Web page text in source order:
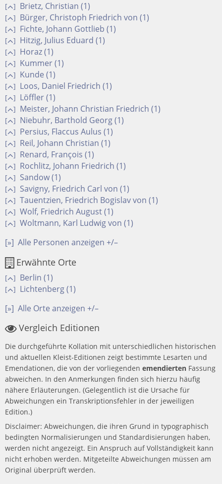
[ ] Brietz, Christian (1)
[ ] Bürger, Christoph Friedrich von (1)
[ ] Fichte, Johann Gottlieb (1)
[ ] Hitzig, Julius Eduard (1)
[ ] Horaz (1)
[ ] Kummer (1)
[ ] Kunde (1)
[ ] Loos, Daniel Friedrich (1)
[ ] Löffler (1)
[ ] Meister, Johann Christian Friedrich (1)
[ ] Niebuhr, Barthold Georg (1)
[ ] Persius, Flaccus Aulus (1)
[ ] Reil, Johann Christian (1)
[ ] Renard, François (1)
[ ] Rochlitz, Johann Friedrich (1)
[ ] Sandow (1)
[ ] Savigny, Friedrich Carl von (1)
[ ] Tauentzien, Friedrich Bogislav von (1)
[ ] Wolf, Friedrich August (1)
[ ] Woltmann, Karl Ludwig von (1)
[»] Alle Personen anzeigen +/–
Erwähnte Orte
[ ] Berlin (1)
[ ] Lichtenberg (1)
[»] Alle Orte anzeigen +/–
Vergleich Editionen
Die durchgeführte Kollation mit unterschiedlichen historischen
und aktuellen Kleist-Editionen zeigt bestimmte Lesarten und
Emendationen, die von der vorliegenden emendierten Fassung
abweichen. In den Anmerkungen finden sich hierzu häufig
nähere Erläuterungen. (Gelegentlich ist die Ursache für
Abweichungen ein Transkriptionsfehler in der jeweiligen
Edition.)
Disclaimer: Abweichungen, die ihren Grund in typographisch
bedingten Normalisierungen und Standardisierungen haben,
werden nicht angezeigt. Ein Anspruch auf Vollständigkeit kann
nicht erhoben werden. Mitgeteilte Abweichungen müssen am
Original überprüft werden.